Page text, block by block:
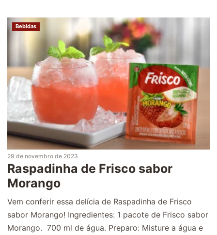
Bebidas
29 de novembro de 2023
Raspadinha de Frisco sabor
Morango
Vem conferir essa delícia de Raspadinha de Frisco
sabor Morango! Ingredientes: 1 pacote de Frisco sabor
Morango. 700 ml de água. Preparo: Misture a água e